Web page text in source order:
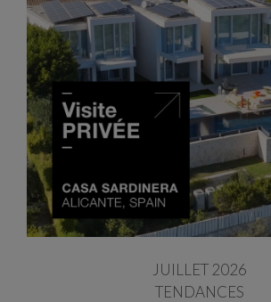
JUILLET 2026
TENDANCES